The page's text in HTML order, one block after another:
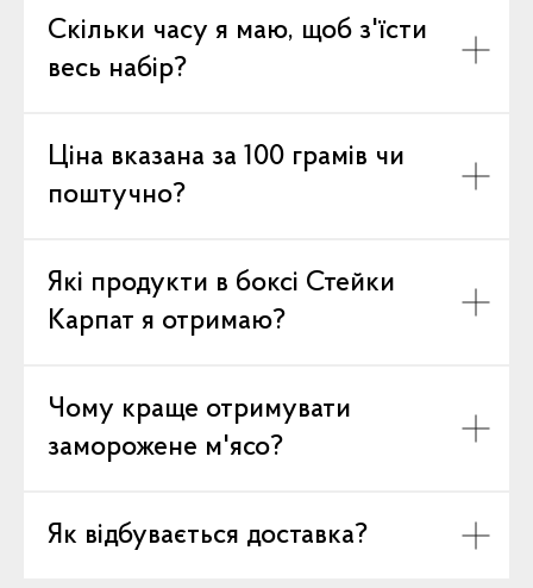
Скільки часу я маю, щоб з'їсти
весь набір?
Ціна вказана за 100 грамів чи
поштучно?
Які продукти в боксі Стейки
Карпат я отримаю?
Чому краще отримувати
заморожене м'ясо?
Як відбувається доставка?